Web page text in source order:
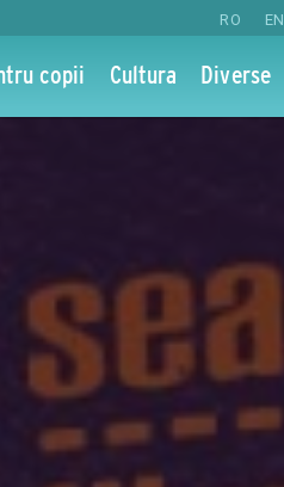
RO EN
copii Cultura Diverse